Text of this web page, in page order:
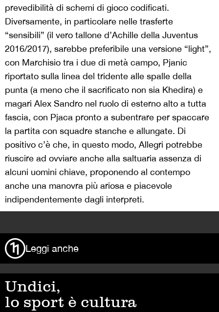
prevedibilità di schemi di gioco codificati.
Diversamente, in particolare nelle trasferte
“sensibili” (il vero tallone d’Achille della Juventus
2016/2017), sarebbe preferibile una versione “light”,
con Marchisio tra i due di metà campo, Pjanic
riportato sulla linea del tridente alle spalle della
punta (a meno che il sacrificato non sia Khedira) e
magari Alex Sandro nel ruolo di esterno alto a tutta
fascia, con Pjaca pronto a subentrare per spaccare
la partita con squadre stanche e allungate. Di
positivo c’è che, in questo modo, Allegri potrebbe
riuscire ad ovviare anche alla saltuaria assenza di
alcuni uomini chiave, proponendo al contempo
anche una manovra più ariosa e piacevole
indipendentemente dagli interpreti.
Leggi anche
Undici,
lo sport è cultura